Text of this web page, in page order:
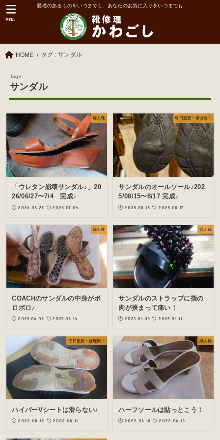
愛着のあるものをいつまでも、あなたのお気に入りをいつまでも
MENU
HOME タグ : サンダル
サンダル
婦人靴
「ウレタン崩壊サンダル♪」20
26/06/27〜7/4 完成♪
2026.06.27 2026.07.04
毎日更新！修理例！
サンダルのオールソール♪202
5/08/15〜8/17 完成♪
2025.08.15 2025.08.17
婦人靴
COACHのサンダルの中身がボ
ロボロ♪
2023.06.06 2023.06.14
婦人靴
サンダルのストラップに指の
肉が挟まって痛い！
2023.04.09 2023.04.11
毎日更新！修理例！
ハイパーVシートは滑らない♪
2022.08.12 2022.08.14
婦人靴
ハーフソールは貼っとこう！
2022.06.18 2022.06.19